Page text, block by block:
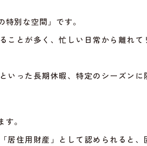
別な空間」です。
ことが多く、忙しい日常から離れて
いった長期休暇、特定のシーズンに
。
居住用財産」として認められると、